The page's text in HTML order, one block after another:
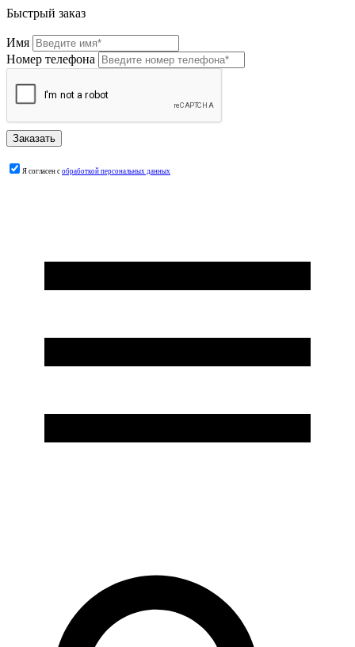
Быстрый заказ
Имя
Номер телефона
Я согласен с обработкой персональных данных